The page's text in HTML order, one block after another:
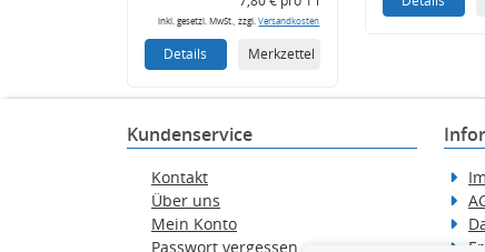
inkl. gesetzl. MwSt., zzgl.Versandkosten
Details Merkzettel
Kundenservice
Kontakt
Über uns
Mein Konto
Passwort vergessen